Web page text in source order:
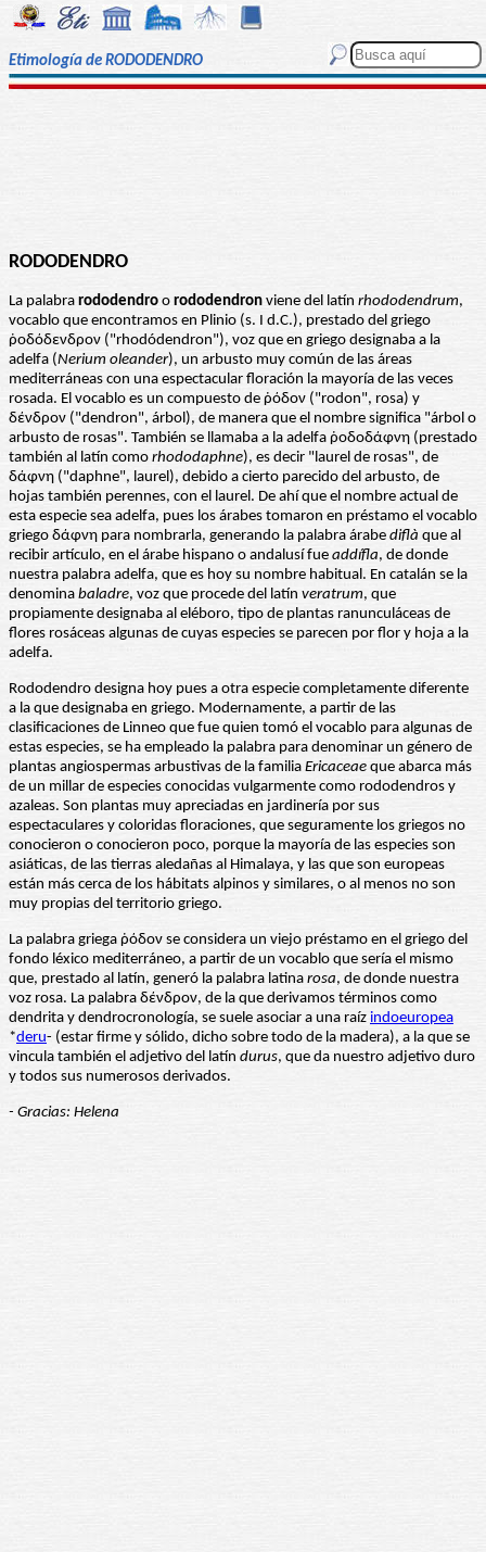
Etimología de RODODENDRO
RODODENDRO
La palabra rododendro o rododendron viene del latín rhododendrum,
vocablo que encontramos en Plinio (s. I d.C.), prestado del griego
ῥοδόδενδρον ("rhodódendron"), voz que en griego designaba a la
adelfa (Nerium oleander), un arbusto muy común de las áreas
mediterráneas con una espectacular floración la mayoría de las veces
rosada. El vocablo es un compuesto de ῥόδον ("rodon", rosa) y
δένδρον ("dendron", árbol), de manera que el nombre significa "árbol o
arbusto de rosas". También se llamaba a la adelfa ῥοδοδάφνη (prestado
también al latín como rhododaphne), es decir "laurel de rosas", de
δάφνη ("daphne", laurel), debido a cierto parecido del arbusto, de
hojas también perennes, con el laurel. De ahí que el nombre actual de
esta especie sea adelfa, pues los árabes tomaron en préstamo el vocablo
griego δάφνη para nombrarla, generando la palabra árabe diflà que al
recibir artículo, en el árabe hispano o andalusí fue addífla, de donde
nuestra palabra adelfa, que es hoy su nombre habitual. En catalán se la
denomina baladre, voz que procede del latín veratrum, que
propiamente designaba al eléboro, tipo de plantas ranunculáceas de
flores rosáceas algunas de cuyas especies se parecen por flor y hoja a la
adelfa.
Rododendro designa hoy pues a otra especie completamente diferente
a la que designaba en griego. Modernamente, a partir de las
clasificaciones de Linneo que fue quien tomó el vocablo para algunas de
estas especies, se ha empleado la palabra para denominar un género de
plantas angiospermas arbustivas de la familia Ericaceae que abarca más
de un millar de especies conocidas vulgarmente como rododendros y
azaleas. Son plantas muy apreciadas en jardinería por sus
espectaculares y coloridas floraciones, que seguramente los griegos no
conocieron o conocieron poco, porque la mayoría de las especies son
asiáticas, de las tierras aledañas al Himalaya, y las que son europeas
están más cerca de los hábitats alpinos y similares, o al menos no son
muy propias del territorio griego.
La palabra griega ῥόδον se considera un viejo préstamo en el griego del
fondo léxico mediterráneo, a partir de un vocablo que sería el mismo
que, prestado al latín, generó la palabra latina rosa, de donde nuestra
voz rosa. La palabra δένδρον, de la que derivamos términos como
dendrita y dendrocronología, se suele asociar a una raíz indoeuropea
*deru- (estar firme y sólido, dicho sobre todo de la madera), a la que se
vincula también el adjetivo del latín durus, que da nuestro adjetivo duro
y todos sus numerosos derivados.
- Gracias: Helena